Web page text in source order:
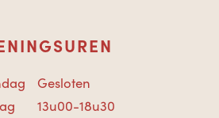
Gesloten
13u00-18u30